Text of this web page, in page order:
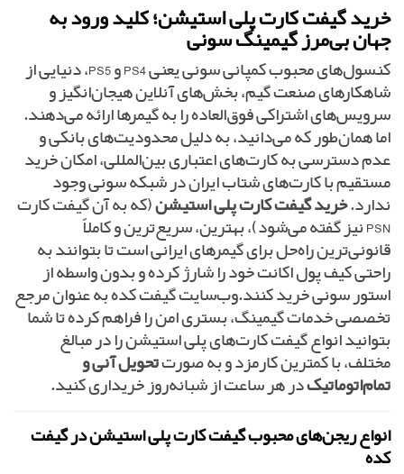
خرید گیفت کارت پلی استیشن؛ کلید ورود به
جهان بی‌مرز گیمینگ سونی
کنسول‌های محبوب کمپانی سونی یعنی PS4 و PS5، دنیایی از
شاهکارهای صنعت گیم، بخش‌های آنلاین هیجان‌انگیز و
سرویس‌های اشتراکی فوق‌العاده را به گیمرها ارائه می‌دهند.
اما همان‌طور که می‌دانید، به دلیل محدودیت‌های بانکی و
عدم دسترسی به کارت‌های اعتباری بین‌المللی، امکان خرید
مستقیم با کارت‌های شتاب ایران در شبکه سونی وجود
ندارد.خرید گیفت کارت پلی استیشن(که به آن گیفت کارت
PSN نیز گفته می‌شود)، بهترین، سریع‌ترین و کاملاً
قانونی‌ترین راه‌حل برای گیمرهای ایرانی است تا بتوانند به
راحتی کیف پول اکانت خود را شارژ کرده و بدون واسطه از
استور سونی خرید کنند.وب‌سایت گیفت کده به عنوان مرجع
تخصصی خدمات گیمینگ، بستری امن را فراهم کرده تا شما
بتوانید انواع گیفت کارت‌های پلی استیشن را در مبالغ
مختلف، با کمترین کارمزد و به صورتتحویل آنی و
تمام‌اتوماتیکدر هر ساعت از شبانه‌روز خریداری کنید.
انواع ریجن‌های محبوب گیفت کارت پلی استیشن در گیفت
کده